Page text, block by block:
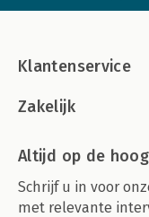
Klantenservice
Zakelijk
Altijd op de
Schrijf u in voor
met relevante